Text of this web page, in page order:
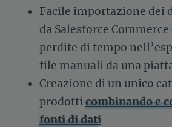
Facile importazione dei
da Salesforce
perdite di tempo
file manuali da una
Creazione di un unico
prodotticombinando e
fonti di dati